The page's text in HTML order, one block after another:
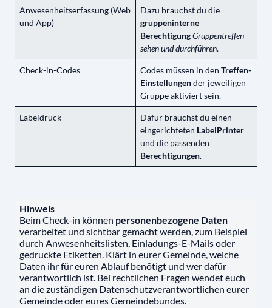
Anwesenheitserfassung (Web
und App)
Dazu brauchst du die
gruppeninterne
BerechtigungGruppentreffen
sehen und durchführen.
Check-in-Codes Codes müssen in denTreffen-
Einstellungender jeweiligen
Gruppe aktiviert sein.
Labeldruck
Dafür brauchst du einen
eingerichteten LabelPrinter
und die passenden
Berechtigungen.
Hinweis
Beim Check-in können personenbezogene Daten
verarbeitet und sichtbar gemacht werden, zum Beispiel
durch Anwesenheitslisten, Einladungs-E-Mails oder
gedruckte Etiketten. Klärt in eurer Gemeinde, welche
Daten ihr für euren Ablauf benötigt und wer dafür
verantwortlich ist. Bei rechtlichen Fragen wendet euch
an die zuständigen Datenschutzverantwortlichen eurer
Gemeinde oder eures Gemeindebundes.